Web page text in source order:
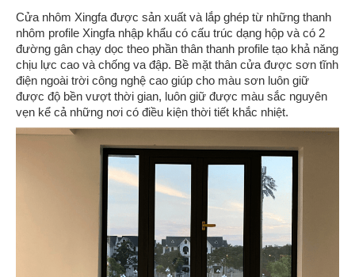
Cửa nhôm Xingfa được sản xuất và lắp ghép từ những thanh
nhôm profile Xingfa nhập khẩu có cấu trúc dạng hộp và có 2
đường gân chạy dọc theo phần thân thanh profile tạo khả năng
chịu lực cao và chống va đập. Bề mặt thân cửa được sơn tĩnh
điện ngoài trời công nghệ cao giúp cho màu sơn luôn giữ
được độ bền vượt thời gian, luôn giữ được màu sắc nguyên
vẹn kể cả những nơi có điều kiện thời tiết khắc nhiệt.